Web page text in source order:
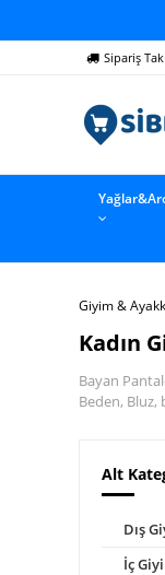
Sipariş
Giyim &
Kadın
Bayan
Beden, Bluz,
Alt
Dış
İç